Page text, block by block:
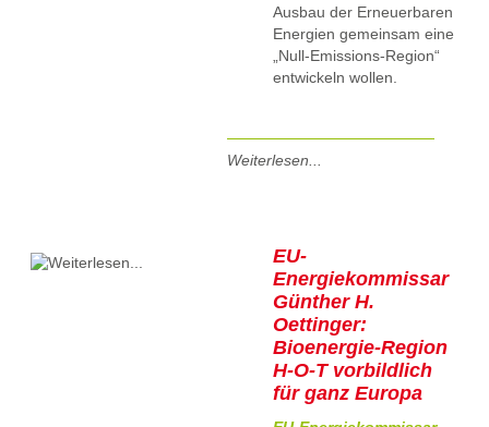
Ausbau der Erneuerbaren
Energien gemeinsam eine
„Null-Emissions-Region“
entwickeln wollen.
Weiterlesen...
EU-
Energiekommissar
Günther H.
Oettinger:
Bioenergie-Region
H-O-T vorbildlich
für ganz Europa